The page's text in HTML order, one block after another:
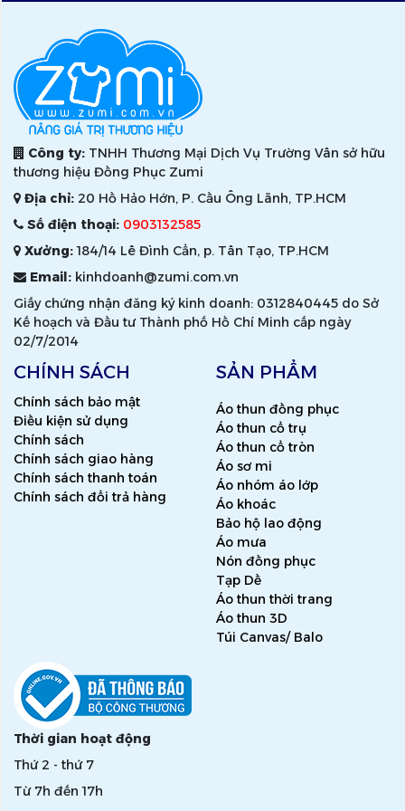
Công ty: TNHH Thương Mại Dịch Vụ Trường Vân sở hữu
thương hiệu Đồng Phục Zumi
Địa chỉ: 20 Hồ Hảo Hớn, P. Cầu Ông Lãnh, TP.HCM
Số điện thoại: 0903132585
Xưởng:184/14 Lê Đình Cẩn, p. Tân Tạo, TP.HCM
Email: kinhdoanh@zumi.com.vn
Giấy chứng nhận đăng ký kinh doanh: 0312840445 do Sở
Kế hoạch và Đầu tư Thành phố Hồ Chí Minh cấp ngày
02/7/2014
CHÍNH SÁCH
Chính sách bảo mật
Điều kiện sử dụng
Chính sách
Chính sách giao hàng
Chính sách thanh toán
Chính sách đổi trả hàng
SẢN PHẨM
Áo thun đồng phục
Áo thun cổ trụ
Áo thun cổ tròn
Áo sơ mi
Áo nhóm áo lớp
Áo khoác
Bảo hộ lao động
Áo mưa
Nón đồng phục
Tạp Dề
Áo thun thời trang
Áo thun 3D
Túi Canvas/ Balo
Thời gian hoạt động
Thứ 2 - thứ 7
Từ 7h đến 17h